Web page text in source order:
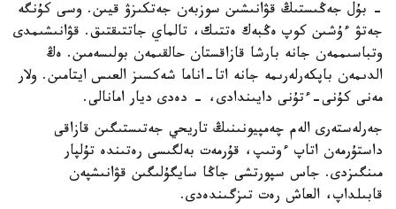
- بۇل جەڭىستىڭ قۋانىشىن سوزبەن جەتكىزۋ قيىن. وسى كۇنگە
جەتۋ ءۇشىن كوپ ەڭبەك ەتتىك، تالماي جاتتىقتىق. قۋانىشىمدى
وتباسىممەن جانە بارشا قازاقستان حالقىمەن بولىسەمىن. ەڭ
الدىمەن باپكەرلەرىمە جانە اتا-اناما شەكسىز العىس ايتامىن. ولار
مەنى كۇنى-ءتۇنى دايىندادى، - دەدى ديار امانالى.
جەرلەستەرى الەم چەمپيونىنىڭ تاريحي جەتىستىگىن قازاقى
داستۇرمەن اتاپ ءوتىپ، قۇرمەت بەلگىسى رەتىندە تۇلپار
مىنگىزدى. جاس سپورتشى جاڭا سايگۇلىگىن قۋانىشپەن
قابىلداپ، العاش رەت تىزگىندەدى.